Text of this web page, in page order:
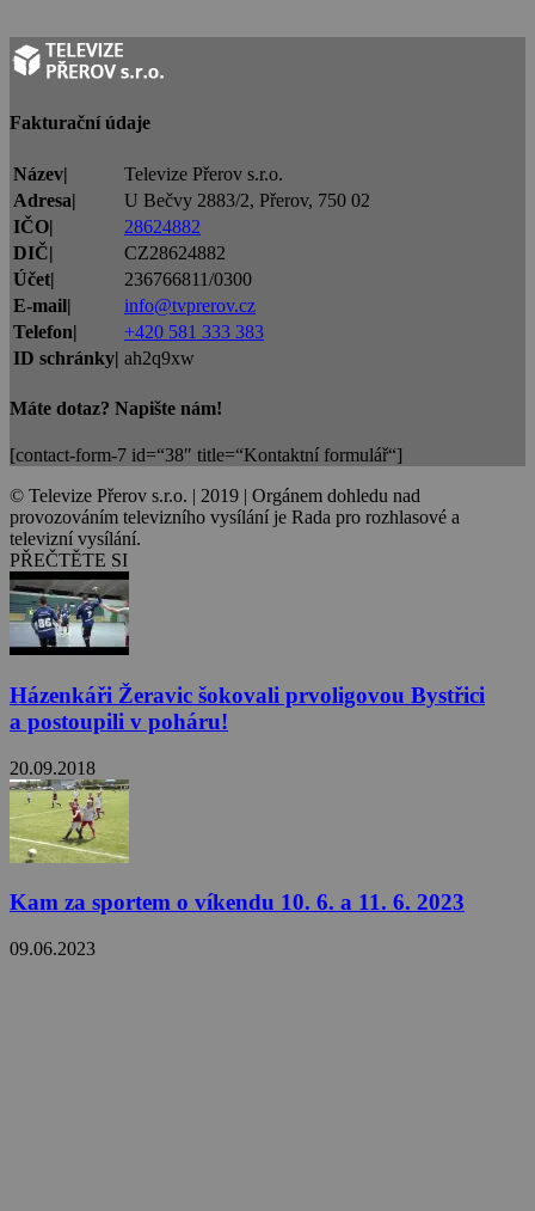
Fakturační údaje
Název|
Televize Přerov s.r.o.
Adresa|
U Bečvy 2883/2, Přerov, 750 02
IČO|
28624882
DIČ|
CZ28624882
Účet|
236766811/0300
E-mail|
info@tvprerov.cz
Telefon|
+420 581 333 383
ID schránky| ah2q9xw
Máte dotaz? Napište nám!
[contact-form-7 id=“38″ title=“Kontaktní formulář“]
© Televize Přerov s.r.o. | 2019 | Orgánem dohledu nad
provozováním televizního vysílání je Rada pro rozhlasové a
televizní vysílání.
PŘEČTĚTE SI
Házenkáři Žeravic šokovali prvoligovou Bystřici
a postoupili v poháru!
20.09.2018
Kam za sportem o víkendu 10. 6. a 11. 6. 2023
09.06.2023